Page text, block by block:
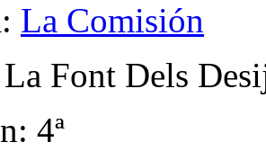
La Comisión
Font Dels
4ª